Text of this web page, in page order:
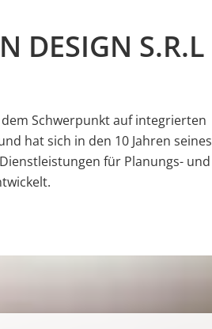
DESIGN S.R.L
Schwerpunkt auf integrierten
hat sich in den 10 Jahren seines
für Planungs- und